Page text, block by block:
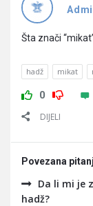
Pitanja
Šta znači
hadž mikat
0
DIJELI
Povezana
Da li mi je
hadž?